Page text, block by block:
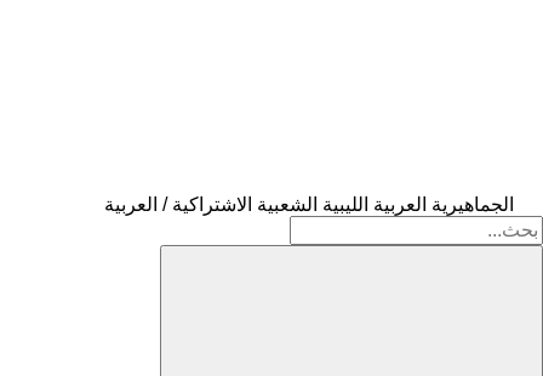
الجماهيرية العربية الليبية الشعبية الاشتراكية / العربية